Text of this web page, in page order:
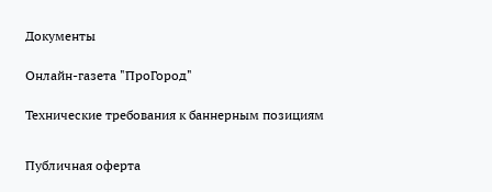
Документы
Онлайн-газета "ПроГород"
Технические требования к баннерным позициям
Публичная оферта